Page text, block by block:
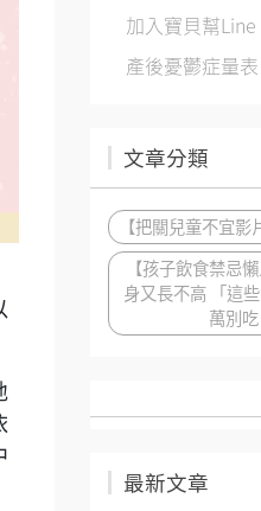
加入寶貝幫Line
產後憂鬱症量表
文章分類
【把關兒童不宜影
【孩子飲食禁忌
身又長不高 「這
萬別吃
最新文章